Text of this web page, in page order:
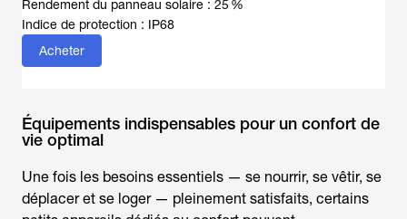
Rendement du panneau solaire : 25 %
Indice de protection : IP68
Acheter
Équipements indispensables pour un confort de
vie optimal
Une fois les besoins essentiels — se nourrir, se vêtir, se
déplacer et se loger — pleinement satisfaits, certains